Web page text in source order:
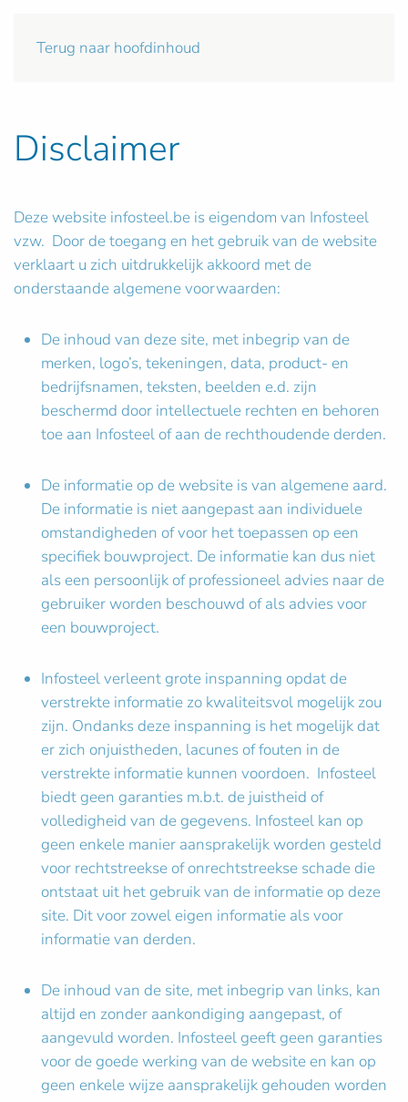
Terug naar hoofdinhoud
Disclaimer
Deze website infosteel.be is eigendom van Infosteel
vzw. Door de toegang en het gebruik van de website
verklaart u zich uitdrukkelijk akkoord met de
onderstaande algemene voorwaarden:
De inhoud van deze site, met inbegrip van de
merken, logo’s, tekeningen, data, product- en
bedrijfsnamen, teksten, beelden e.d. zijn
beschermd door intellectuele rechten en behoren
toe aan Infosteel of aan de rechthoudende derden.
De informatie op de website is van algemene aard.
De informatie is niet aangepast aan individuele
omstandigheden of voor het toepassen op een
specifiek bouwproject. De informatie kan dus niet
als een persoonlijk of professioneel advies naar de
gebruiker worden beschouwd of als advies voor
een bouwproject.
Infosteel verleent grote inspanning opdat de
verstrekte informatie zo kwaliteitsvol mogelijk zou
zijn. Ondanks deze inspanning is het mogelijk dat
er zich onjuistheden, lacunes of fouten in de
verstrekte informatie kunnen voordoen. Infosteel
biedt geen garanties m.b.t. de juistheid of
volledigheid van de gegevens. Infosteel kan op
geen enkele manier aansprakelijk worden gesteld
voor rechtstreekse of onrechtstreekse schade die
ontstaat uit het gebruik van de informatie op deze
site. Dit voor zowel eigen informatie als voor
informatie van derden.
De inhoud van de site, met inbegrip van links, kan
altijd en zonder aankondiging aangepast, of
aangevuld worden. Infosteel geeft geen garanties
voor de goede werking van de website en kan op
geen enkele wijze aansprakelijk gehouden worden